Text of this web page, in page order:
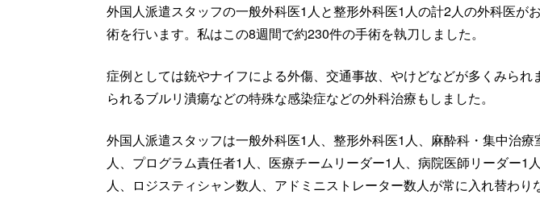
外国人派遣スタッフの一般外科医1人と整形外科医1人の計2人の外科医が
術を行います。私はこの8週間で約230件の手術を執刀しました。
症例としては銃やナイフによる外傷、交通事故、やけどなどが多くみられ
られるブルリ潰瘍などの特殊な感染症などの外科治療もしました。
外国人派遣スタッフは一般外科医1人、整形外科医1人、麻酔科・集中治
人、プログラム責任者1人、医療チームリーダー1人、病院医師リーダー1
人、ロジスティシャン数人、アドミニストレーター数人が常に入れ替わり